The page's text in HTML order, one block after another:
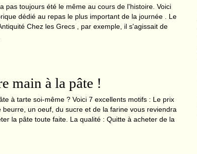
pas toujours été le même au cours de l'histoire. Voici
dédié au repas le plus important de la journée . Le
Chez les Grecs , par exemple, il s'agissait de
main à la pâte !
à tarte soi-même ? Voici 7 excellents motifs : Le prix
beurre, un oeuf, du sucre et de la farine vous reviendra
la pâte toute faite. La qualité : Quitte à acheter de la